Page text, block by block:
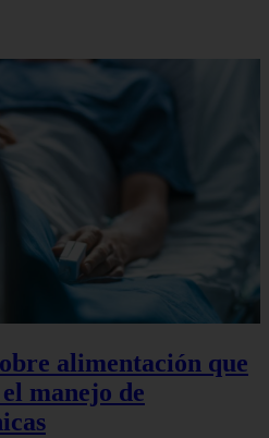
alimentación que
manejo de